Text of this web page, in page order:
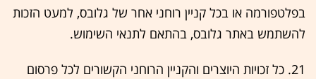
בפלטפורמה או בכל קניין רוחני אחר של גלובס, למעט הזכות
להשתמש באתר גלובס, בהתאם לתנאי השימוש.
21. כל זכויות היוצרים והקניין הרוחני הקשורים לכל פרסום